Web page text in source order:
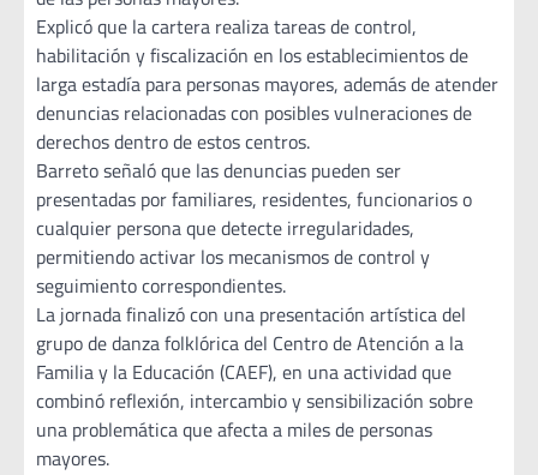
Explicó que la cartera realiza tareas de control,
habilitación y fiscalización en los establecimientos de
larga estadía para personas mayores, además de atender
denuncias relacionadas con posibles vulneraciones de
derechos dentro de estos centros.
Barreto señaló que las denuncias pueden ser
presentadas por familiares, residentes, funcionarios o
cualquier persona que detecte irregularidades,
permitiendo activar los mecanismos de control y
seguimiento correspondientes.
La jornada finalizó con una presentación artística del
grupo de danza folklórica del Centro de Atención a la
Familia y la Educación (CAEF), en una actividad que
combinó reflexión, intercambio y sensibilización sobre
una problemática que afecta a miles de personas
mayores.